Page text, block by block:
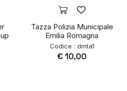
Tazza Polizia Municipale
Emilia Romagna
Codice : dmta1
€ 10,00